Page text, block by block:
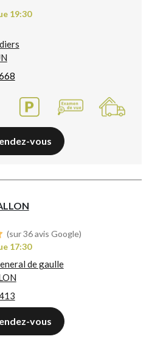
19:30
vous
(sur 36 avis Google)
17:30
de gaulle
vous